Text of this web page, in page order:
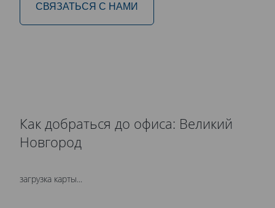
СВЯЗАТЬСЯ С НАМИ
Как добраться до офиса: Великий
Новгород
загрузка карты...